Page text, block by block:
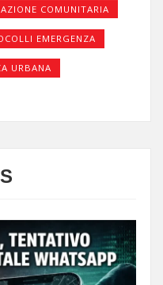
COMUNITARIA
EMERGENZA
URBANA